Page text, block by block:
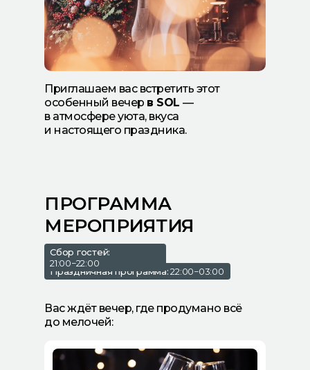
Приглашаем вас встретить этот
особенный вечер в SOL —
в атмосфере уюта, вкуса
и настоящего праздника.
Вас ждёт вечер, где продумано всё
до мелочей:
Праздничная программа:22:00−03:00
Сбор гостей:
21:00−22:00
ПРОГРАММА
МЕРОПРИЯТИЯ